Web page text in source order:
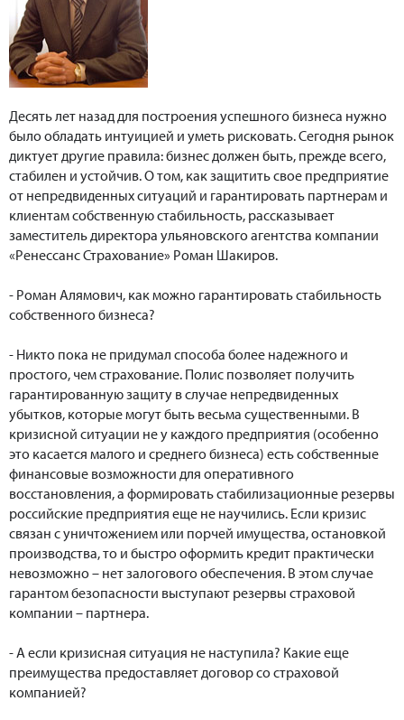
Десять лет назад для построения успешного бизнеса нужно
было обладать интуицией и уметь рисковать. Сегодня рынок
диктует другие правила: бизнес должен быть, прежде всего,
стабилен и устойчив. О том, как защитить свое предприятие
от непредвиденных ситуаций и гарантировать партнерам и
клиентам собственную стабильность, рассказывает
заместитель директора ульяновского агентства компании
«Ренессанс Страхование» Роман Шакиров.
- Роман Алямович, как можно гарантировать стабильность
собственного бизнеса?
- Никто пока не придумал способа более надежного и
простого, чем страхование. Полис позволяет получить
гарантированную защиту в случае непредвиденных
убытков, которые могут быть весьма существенными. В
кризисной ситуации не у каждого предприятия (особенно
это касается малого и среднего бизнеса) есть собственные
финансовые возможности для оперативного
восстановления, а формировать стабилизационные резервы
российские предприятия еще не научились. Если кризис
связан с уничтожением или порчей имущества, остановкой
производства, то и быстро оформить кредит практически
невозможно – нет залогового обеспечения. В этом случае
гарантом безопасности выступают резервы страховой
компании – партнера.
- А если кризисная ситуация не наступила? Какие еще
преимущества предоставляет договор со страховой
компанией?